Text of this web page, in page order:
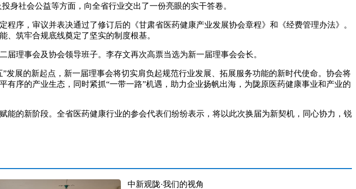
身社会公益等方面，向全省行业交出了一份亮眼的实干答卷。
，审议并表决通过了修订后的《甘肃省医药健康产业发展协会章程》和《经费管理办法》。
筑牢合规底线奠定了坚实的制度根基。
理事会及协会领导班子。李存文再次高票当选为新一届理事会会长。
展的新起点，新一届理事会将切实肩负起规范行业发展、拓展服务功能的新时代使命。协会将
序的产业生态，同时紧抓“一带一路”机遇，助力企业扬帆出海，为陇原医药健康事业和产业的
的新阶段。全省医药健康行业的参会代表们纷纷表示，将以此次换届为新契机，同心协力，锐
中新观陇·我们的视角